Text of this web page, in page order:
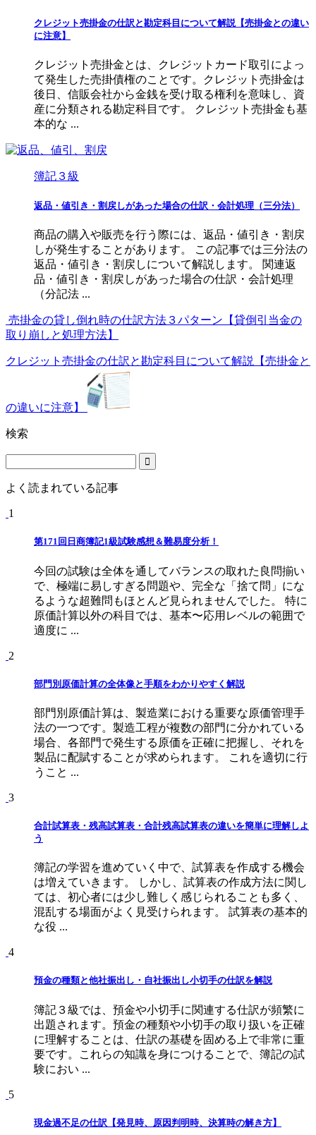
クレジット売掛金の仕訳と勘定科目について解説【売掛金との違い
に注意】
クレジット売掛金とは、クレジットカード取引によっ
て発生した売掛債権のことです。クレジット売掛金は
後日、信販会社から金銭を受け取る権利を意味し、資
産に分類される勘定科目です。 クレジット売掛金も基
本的な ...
簿記３級
返品・値引き・割戻しがあった場合の仕訳・会計処理（三分法）
商品の購入や販売を行う際には、返品・値引き・割戻
しが発生することがあります。 この記事では三分法の
返品・値引き・割戻しについて解説します。 関連返
品・値引き・割戻しがあった場合の仕訳・会計処理
（分記法 ...
売掛金の貸し倒れ時の仕訳方法３パターン【貸倒引当金の
取り崩しと処理方法】
クレジット売掛金の仕訳と勘定科目について解説【売掛金と
の違いに注意】
検索
よく読まれている記事
1
第171回日商簿記1級試験感想＆難易度分析！
今回の試験は全体を通してバランスの取れた良問揃い
で、極端に易しすぎる問題や、完全な「捨て問」にな
るような超難問もほとんど見られませんでした。 特に
原価計算以外の科目では、基本〜応用レベルの範囲で
適度に ...
2
部門別原価計算の全体像と手順をわかりやすく解説
部門別原価計算は、製造業における重要な原価管理手
法の一つです。製造工程が複数の部門に分かれている
場合、各部門で発生する原価を正確に把握し、それを
製品に配賦することが求められます。 これを適切に行
うこと ...
3
合計試算表・残高試算表・合計残高試算表の違いを簡単に理解しよ
う
簿記の学習を進めていく中で、試算表を作成する機会
は増えていきます。 しかし、試算表の作成方法に関し
ては、初心者には少し難しく感じられることも多く、
混乱する場面がよく見受けられます。 試算表の基本的
な役 ...
4
預金の種類と他社振出し・自社振出し小切手の仕訳を解説
簿記３級では、預金や小切手に関連する仕訳が頻繁に
出題されます。預金の種類や小切手の取り扱いを正確
に理解することは、仕訳の基礎を固める上で非常に重
要です。これらの知識を身につけることで、簿記の試
験におい ...
5
現金過不足の仕訳【発見時、原因判明時、決算時の解き方】